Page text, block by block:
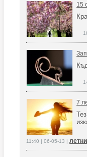
15
7
11:40 | 06-05-13 |